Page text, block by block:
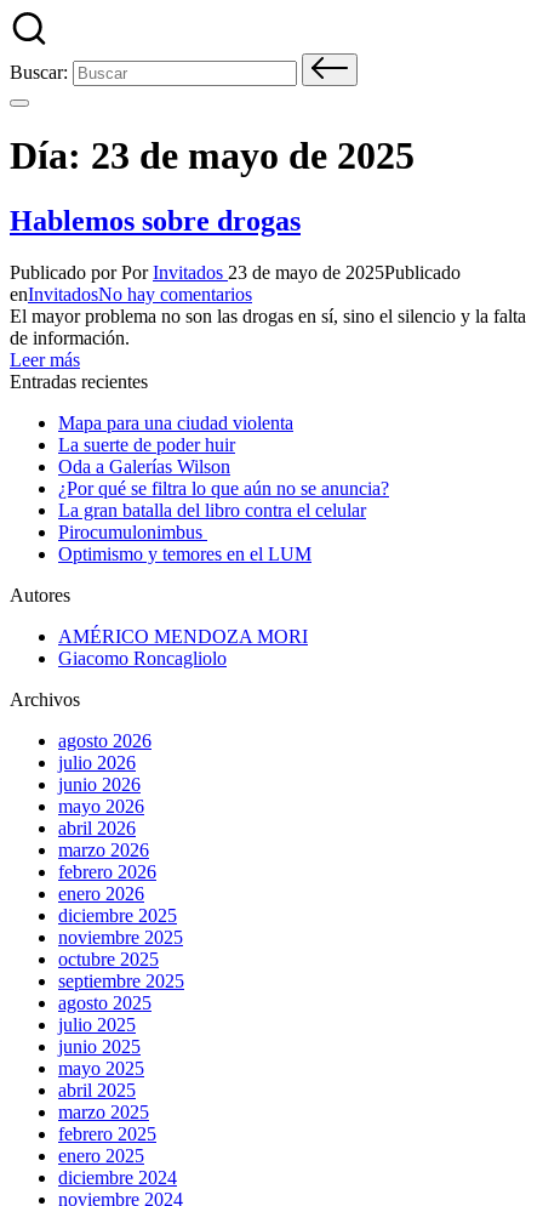
Buscar:
Día: 23 de mayo de 2025
Hablemos sobre drogas
Publicado por PorInvitados 23 de mayo de 2025Publicado
enInvitadosNo hay comentarios
El mayor problema no son las drogas en sí, sino el silencio y la falta
de información.
Leer más
Entradas recientes
Mapa para una ciudad violenta
La suerte de poder huir
Oda a Galerías Wilson
¿Por qué se filtra lo que aún no se anuncia?
La gran batalla del libro contra el celular
Pirocumulonimbus
Optimismo y temores en el LUM
Autores
AMÉRICO MENDOZA MORI
Giacomo Roncagliolo
Archivos
agosto 2026
julio 2026
junio 2026
mayo 2026
abril 2026
marzo 2026
febrero 2026
enero 2026
diciembre 2025
noviembre 2025
octubre 2025
septiembre 2025
agosto 2025
julio 2025
junio 2025
mayo 2025
abril 2025
marzo 2025
febrero 2025
enero 2025
diciembre 2024
noviembre 2024